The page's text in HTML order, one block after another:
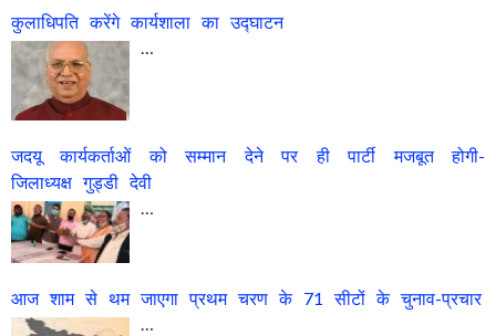
कुलाधिपति करेंगे कार्यशाला का उद्घाटन
…
जदयू कार्यकर्ताओं को सम्मान देने पर ही पार्टी मजबूत होगी-
जिलाध्यक्ष गुड्डी देवी
आज शाम से थम जाएगा प्रथम चरण के 71 सीटों के चुनाव-प्रचार
…